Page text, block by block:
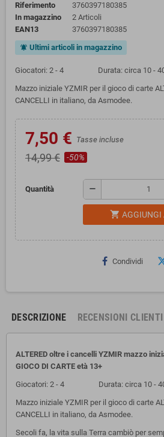
Riferimento
3760397180385
In magazzino
2 Articoli
EAN13
3760397180385
notifications_active Ultimi articoli in magazzino
Giocatori: 2 - 4 Durata: circa 10
Mazzo iniziale YZMIR per il gioco di carte
CANCELLI in italiano, da Asmodee.
7,50 € Tasse incluse
14,99 € -50%
Quantità remove
shopping_cart AGGIUNGI
Condividi
DESCRIZIONE RECENSIONI CLIENTI
ALTERED oltre i cancelli YZMIR mazzo
GIOCO DI CARTE età 13+
Giocatori: 2 - 4 Durata: circa 10
Mazzo iniziale YZMIR per il gioco di carte
CANCELLI in italiano, da Asmodee.
Secoli fa, la vita sulla Terra cambiò per